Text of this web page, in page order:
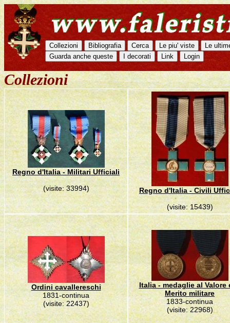
Collezioni
Regno d'Italia - Militari Ufficiali
(visite: 33994)
Regno d'Italia - Civili
(visite: 15439)
Ordini cavallereschi
1831-continua
(visite: 22437)
Italia - medaglie al Valore
Merito militare
1833-continua
(visite: 22968)